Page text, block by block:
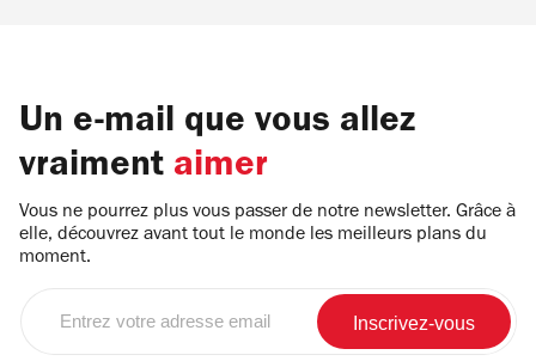
Un e-mail que vous allez
vraiment aimer
Vous ne pourrez plus vous passer de notre newsletter. Grâce à
elle, découvrez avant tout le monde les meilleurs plans du
moment.